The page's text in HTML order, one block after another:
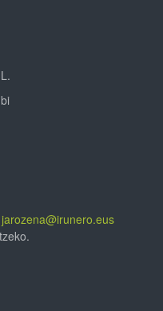
jarozena@irunero.eus